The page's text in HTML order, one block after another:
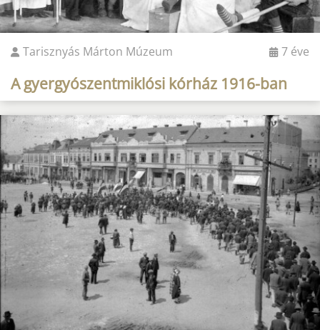
Tarisznyás Márton Múzeum 7 éve
A gyergyószentmiklósi kórház 1916-ban